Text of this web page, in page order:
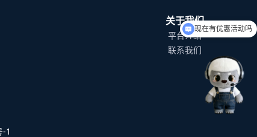
关于我们
平台介绍
联系我们
1
现在有优惠活动吗